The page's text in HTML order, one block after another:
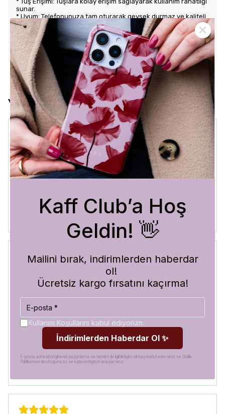
sunar.
* Uyum: Telefonunuza tam oturarak gevşek durmaz ve kaliteli
bir his verir.
KARGO VE İADE POLİTİKASI
Yorumlar
Crystal Sage
3 Ağustos 2026
Bükra A.
Satın Alınmış
30 Temmuz 2026
Satın Alınmış
Görür görmez çok beğendim. Hem desen olarak çok şık
hem de koruma olarak çok güvenilir. Ayrıca hızlı kargolama
için teşekkürler
Kaff Club’a Hoş
Geldin! 👋
Mailini bırak, indirimlerden haberdar
ol!
Ücretsiz kargo fırsatını kaçırma!
Kullanım Koşullarını kabul ediyorum
İndirimlerden Haberdar Ol ✨
E-posta adresinizi girerek pazarlama ve tanıtım ile ilgili iletişim almayı kabul edersiniz ve Gizlilik
Politikamızı okuduğunuzu ve kabul ettiğinizi onaylarsınız.